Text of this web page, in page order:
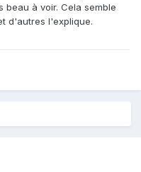
à voir. Cela semble
d'autres l'explique.